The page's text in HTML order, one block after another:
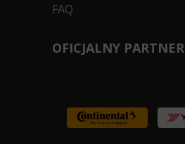
FAQ
OFICJALNY PARTNER